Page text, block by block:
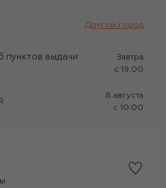
Другой город
пунктов выдачи
Завтра
c 19:00
8 августа
c 10:00